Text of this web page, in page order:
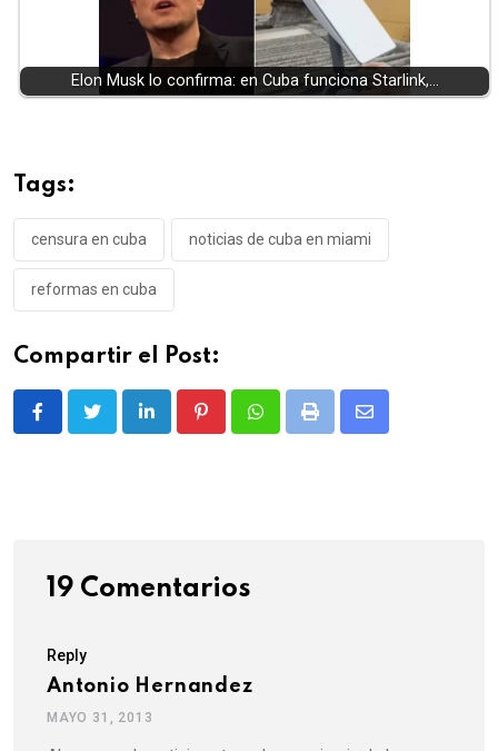
Elon Musk lo confirma: en Cuba funciona Starlink,…
Tags:
censura en cuba noticias de cuba en miami
reformas en cuba
Compartir el Post:
LinkedIn PinterestWhatsappPrint
Share
19 Comentarios
Reply
Antonio Hernandez
MAYO 31, 2013